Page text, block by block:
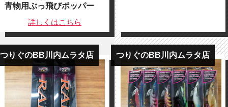
青物用ぶっ飛びポッパー
詳しくはこちら
つりぐのBB川内ムラタ店 つりぐのBB川内ムラタ店